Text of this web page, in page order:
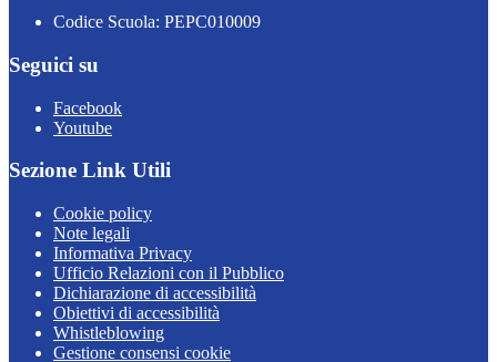
Codice Scuola: PEPC010009
Seguici su
Facebook
Youtube
Sezione Link Utili
Cookie policy
Note legali
Informativa Privacy
Ufficio Relazioni con il Pubblico
Dichiarazione di accessibilità
Obiettivi di accessibilità
Whistleblowing
Gestione consensi cookie